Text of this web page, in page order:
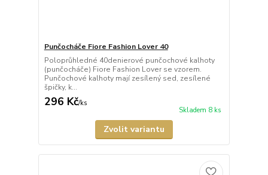
Punčocháče Fiore Fashion Lover 40
Poloprůhledné 40denierové punčochové kalhoty
(punčocháče) Fiore Fashion Lover se vzorem.
Punčochové kalhoty mají zesílený sed, zesílené
špičky, k...
296 Kč/ks
Skladem 8 ks
Zvolit variantu